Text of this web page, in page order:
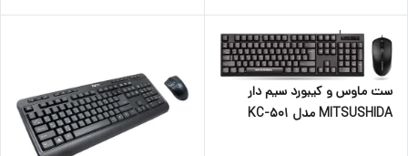
ست ماوس و کیبورد سیم دار
MITSUSHIDA مدل KC-501